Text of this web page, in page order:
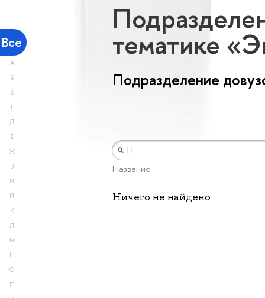
Все
А
Б
В
Г
Д
Е
Ж
З
И
Й
К
Л
М
Н
О
П
тематике
Подразделение
Название
Ничего не найдено